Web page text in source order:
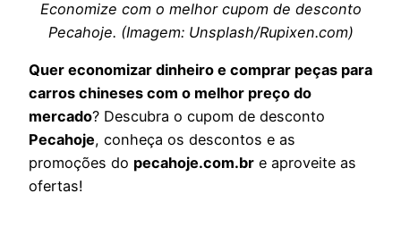
Economize com o melhor cupom de desconto
Pecahoje. (Imagem: Unsplash/Rupixen.com)
Quer economizar dinheiro e comprar peças para
carros chineses com o melhor preço do
mercado? Descubra o cupom de desconto
Pecahoje, conheça os descontos e as
promoções do pecahoje.com.br e aproveite as
ofertas!